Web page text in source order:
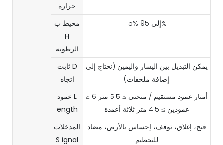
حرارة
محيط ب
H
الرطوبة
5% إلى 95%
ثابت D
اتجاه
يمكن التبديل بين اليسار واليمين (تحتاج إلى
إضافة ملحقات)
L
ength
≥ 6 أمتار عمود مستقيم / منحني ≥ 5.5 متر
عمودين ≥ 4.5 متر ثلاثة أعمدة
المدخلات
S ignal
فتح، إغلاق، توقف، إحساس بالأرض، مضاد
للتحطيم